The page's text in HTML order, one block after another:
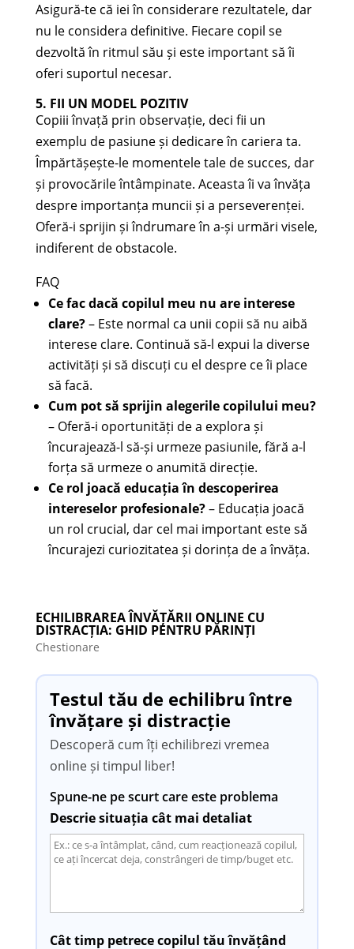
Asigură-te că iei în considerare rezultatele, dar
nu le considera definitive. Fiecare copil se
dezvoltă în ritmul său și este important să îi
oferi suportul necesar.
5. FII UN MODEL POZITIV
Copiii învață prin observație, deci fii un
exemplu de pasiune și dedicare în cariera ta.
Împărtășește-le momentele tale de succes, dar
și provocările întâmpinate. Aceasta îi va învăța
despre importanța muncii și a perseverenței.
Oferă-i sprijin și îndrumare în a-și urmări visele,
indiferent de obstacole.
FAQ
Ce fac dacă copilul meu nu are interese
clare?– Este normal ca unii copii să nu aibă
interese clare. Continuă să-l expui la diverse
activități și să discuți cu el despre ce îi place
să facă.
Cum pot să sprijin alegerile copilului meu?
– Oferă-i oportunități de a explora și
încurajează-l să-și urmeze pasiunile, fără a-l
forța să urmeze o anumită direcție.
Ce rol joacă educația în descoperirea
intereselor profesionale?– Educația joacă
un rol crucial, dar cel mai important este să
încurajezi curiozitatea și dorința de a învăța.
ECHILIBRAREA ÎNVĂȚĂRII ONLINE CU
DISTRACȚIA: GHID PENTRU PĂRINȚI
Chestionare
Testul tău de echilibru între
învățare și distracție
Descoperă cum îți echilibrezi vremea
online și timpul liber!
Spune-ne pe scurt care este problema
Descrie situația cât mai detaliat
Cât timp petrece copilul tău învățând